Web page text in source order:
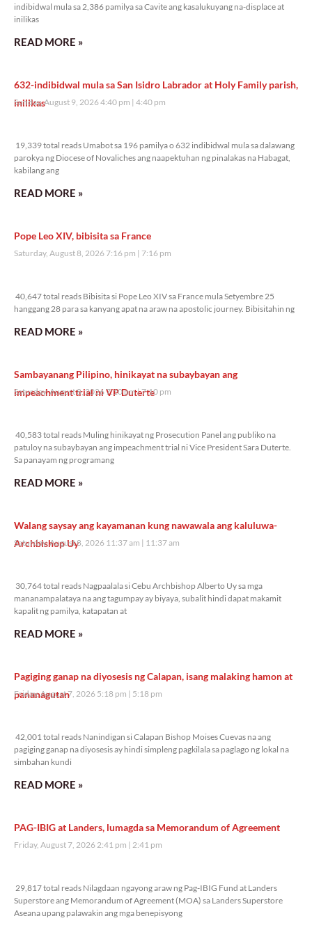
indibidwal mula sa 2,386 pamilya sa Cavite ang kasalukuyang na-displace at
inilikas
READ MORE »
632-indibidwal mula sa San Isidro Labrador at Holy Family parish,
inilikas
Sunday, August 9, 2026 4:40 pm 4:40 pm
19,339 total reads Umabot sa 196 pamilya o 632 indibidwal mula sa dalawang
parokya ng Diocese of Novaliches ang naapektuhan ng pinalakas na Habagat,
kabilang ang
READ MORE »
Pope Leo XIV, bibisita sa France
Saturday, August 8, 2026 7:16 pm 7:16 pm
40,647 total reads Bibisita si Pope Leo XIV sa France mula Setyembre 25
hanggang 28 para sa kanyang apat na araw na apostolic journey. Bibisitahin ng
READ MORE »
Sambayanang Pilipino, hinikayat na subaybayan ang
impeachment trial ni VP Duterte
Saturday, August 8, 2026 7:10 pm 7:10 pm
40,583 total reads Muling hinikayat ng Prosecution Panel ang publiko na
patuloy na subaybayan ang impeachment trial ni Vice President Sara Duterte.
Sa panayam ng programang
READ MORE »
Walang saysay ang kayamanan kung nawawala ang kaluluwa-
Archbishop Uy
Saturday, August 8, 2026 11:37 am 11:37 am
30,764 total reads Nagpaalala si Cebu Archbishop Alberto Uy sa mga
mananampalataya na ang tagumpay ay biyaya, subalit hindi dapat makamit
kapalit ng pamilya, katapatan at
READ MORE »
Pagiging ganap na diyosesis ng Calapan, isang malaking hamon at
pananagutan
Friday, August 7, 2026 5:18 pm 5:18 pm
42,001 total reads Nanindigan si Calapan Bishop Moises Cuevas na ang
pagiging ganap na diyosesis ay hindi simpleng pagkilala sa paglago ng lokal na
simbahan kundi
READ MORE »
PAG-IBIG at Landers, lumagda sa Memorandum of Agreement
Friday, August 7, 2026 2:41 pm 2:41 pm
29,817 total reads Nilagdaan ngayong araw ng Pag-IBIG Fund at Landers
Superstore ang Memorandum of Agreement (MOA) sa Landers Superstore
Aseana upang palawakin ang mga benepisyong